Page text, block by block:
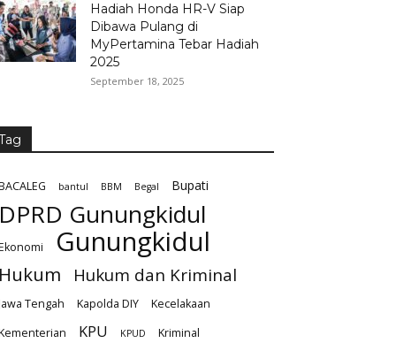
Hadiah Honda HR-V Siap
Dibawa Pulang di
MyPertamina Tebar Hadiah
2025
September 18, 2025
bantul BBM Begal Bupati
DPRD Gunungkidul
Gunungkidul
Hukum Hukum dan Kriminal
Tengah Kapolda DIY
Kecelakaan
KPU KPUD
Kriminal